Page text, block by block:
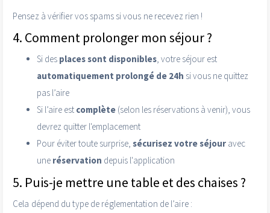
Pensez à vérifier vos spams si vous ne recevez rien !
4. Comment prolonger mon séjour ?
Si des places sont disponibles , votre séjour est
automatiquement prolongé de 24h si vous ne quittez
pas l’aire
Si l’aire est complète (selon les réservations à venir), vous
devrez quitter l'emplacement
Pour éviter toute surprise, sécurisez votre séjour avec
une réservation depuis l'application
5. Puis-je mettre une table et des chaises ?
Cela dépend du type de réglementation de l’aire :